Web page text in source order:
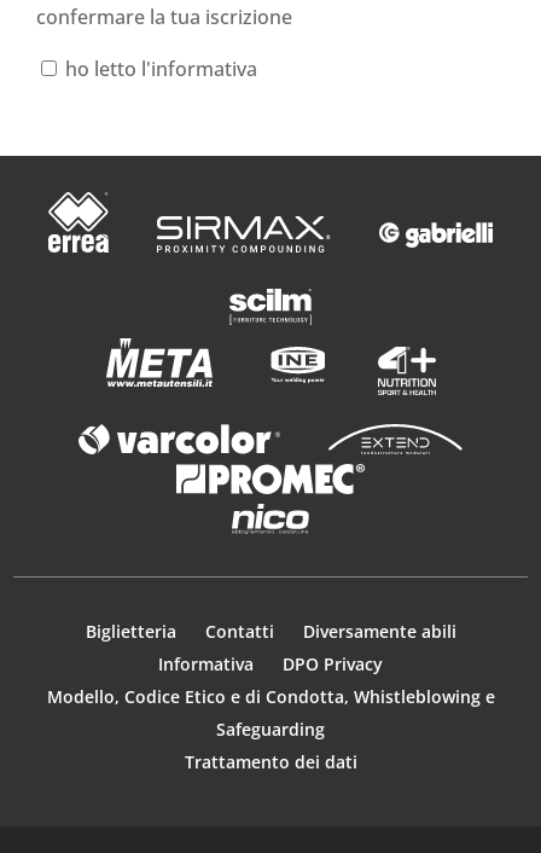
confermare la tua iscrizione
ho letto l'informativa
Biglietteria Contatti
Diversamente abili
Informativa
DPO Privacy
Modello, Codice Etico e di Condotta, Whistleblowing e
Safeguarding
Trattamento dei dati